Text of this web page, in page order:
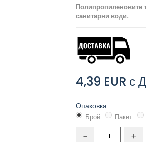
Полипропиленовите
санитарни води.
4,39 EUR с
Опаковка
Брой Пакет